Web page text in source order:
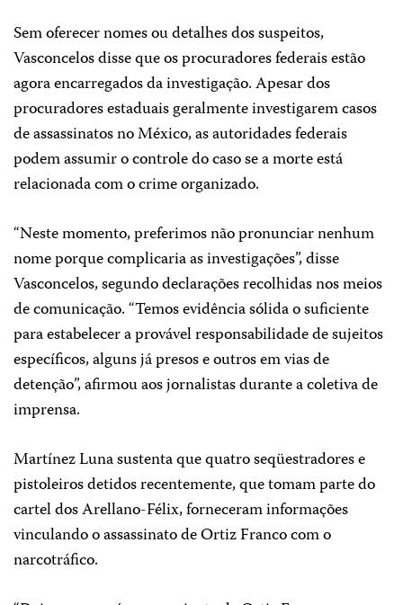
Sem oferecer nomes ou detalhes dos suspeitos,
Vasconcelos disse que os procuradores federais estão
agora encarregados da investigação. Apesar dos
procuradores estaduais geralmente investigarem casos
de assassinatos no México, as autoridades federais
podem assumir o controle do caso se a morte está
relacionada com o crime organizado.
“Neste momento, preferimos não pronunciar nenhum
nome porque complicaria as investigações”, disse
Vasconcelos, segundo declarações recolhidas nos meios
de comunicação. “Temos evidência sólida o suficiente
para estabelecer a provável responsabilidade de sujeitos
específicos, alguns já presos e outros em vias de
detenção”, afirmou aos jornalistas durante a coletiva de
imprensa.
Martínez Luna sustenta que quatro seqüestradores e
pistoleiros detidos recentemente, que tomam parte do
cartel dos Arellano-Félix, forneceram informações
vinculando o assassinato de Ortiz Franco com o
narcotráfico.